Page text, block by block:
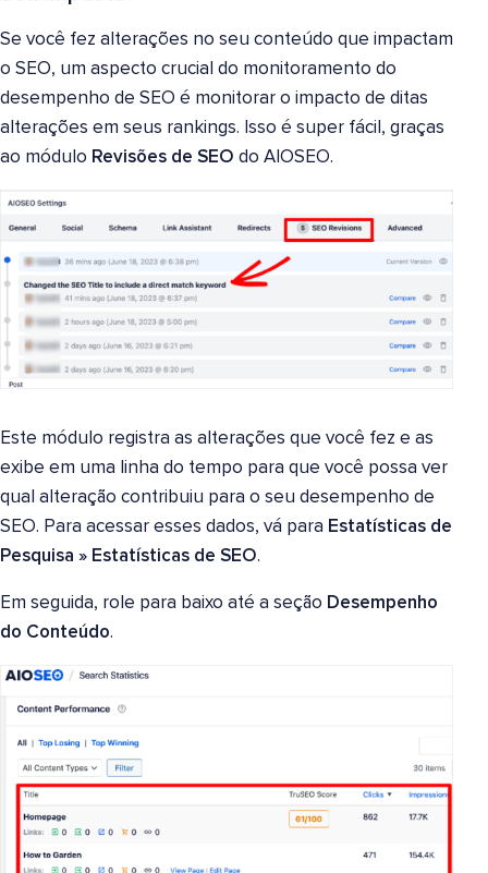
Se você fez alterações no seu conteúdo que impactam
o SEO, um aspecto crucial do monitoramento do
desempenho de SEO é monitorar o impacto de ditas
alterações em seus rankings. Isso é super fácil, graças
ao módulo Revisões de SEO do AIOSEO.
Este módulo registra as alterações que você fez e as
exibe em uma linha do tempo para que você possa ver
qual alteração contribuiu para o seu desempenho de
SEO. Para acessar esses dados, vá para Estatísticas de
Pesquisa » Estatísticas de SEO.
Em seguida, role para baixo até a seção Desempenho
do Conteúdo.